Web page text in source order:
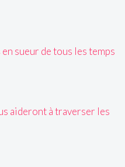
sueur de tous les temps
aideront à traverser les